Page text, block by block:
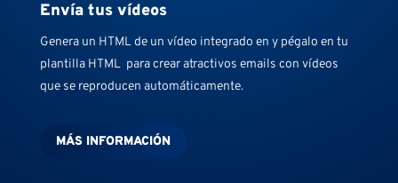
Envía tus vídeos
Genera un HTML de un vídeo integrado en y pégalo en tu
plantilla HTML para crear atractivos emails con vídeos
que se reproducen automáticamente.
MÁS INFORMACIÓN